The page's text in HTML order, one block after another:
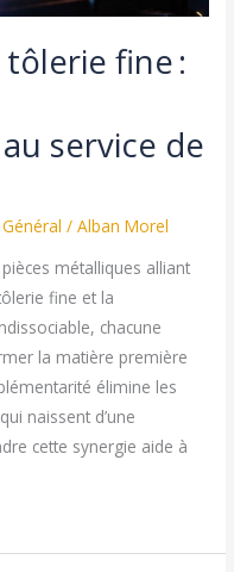
fine :
service de
Général /Alban Morel
métalliques alliant
fine et la
chacune
la matière première
élimine les
naissent d’une
cette synergie aide à